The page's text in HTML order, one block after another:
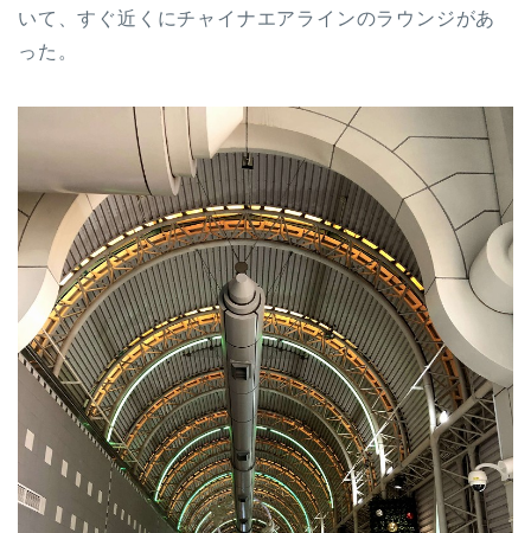
いて、すぐ近くにチャイナエアラインのラウンジがあ
った。